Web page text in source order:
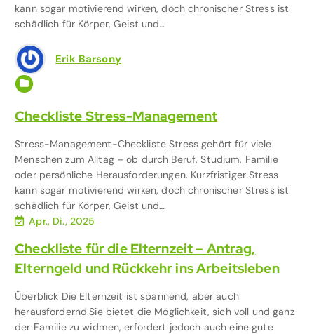
kann sogar motivierend wirken, doch chronischer Stress ist
schädlich für Körper, Geist und…
Erik Barsony
Checkliste Stress-Management
Stress-Management-Checkliste Stress gehört für viele
Menschen zum Alltag – ob durch Beruf, Studium, Familie
oder persönliche Herausforderungen. Kurzfristiger Stress
kann sogar motivierend wirken, doch chronischer Stress ist
schädlich für Körper, Geist und…
Apr., Di., 2025
Checkliste für die Elternzeit – Antrag,
Elterngeld und Rückkehr ins Arbeitsleben
Überblick Die Elternzeit ist spannend, aber auch
herausfordernd.Sie bietet die Möglichkeit, sich voll und ganz
der Familie zu widmen, erfordert jedoch auch eine gute